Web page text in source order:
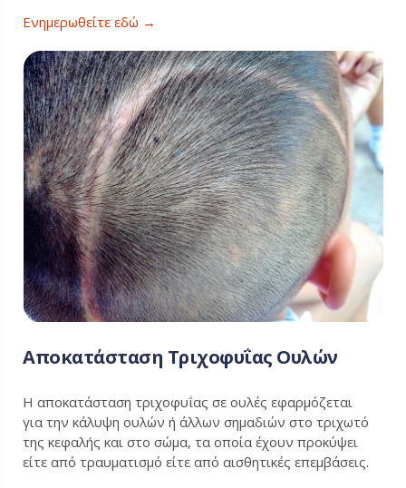
Ενημερωθείτε εδώ →
Αποκατάσταση Τριχοφυΐας Ουλών
Η αποκατάσταση τριχοφυΐας σε ουλές εφαρμόζεται
για την κάλυψη ουλών ή άλλων σημαδιών στο τριχωτό
της κεφαλής και στο σώμα, τα οποία έχουν προκύψει
είτε από τραυματισμό είτε από αισθητικές επεμβάσεις.